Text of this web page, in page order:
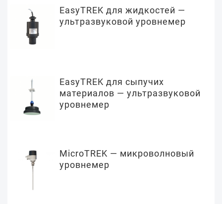
EasyTREK для жидкостей —
ультразвуковой уровнемер
EasyTREK для сыпучих
материалов — ультразвуковой
уровнемер
MicroTREK — микроволновый
уровнемер